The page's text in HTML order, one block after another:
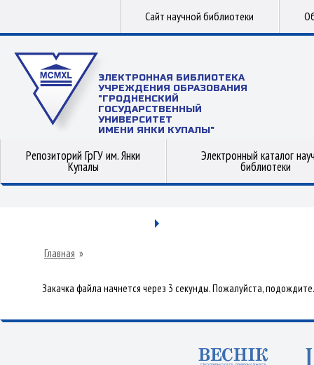
Сайт научной библиотеки
ЭЛЕКТРОННАЯ БИБЛИОТЕКА
УЧРЕЖДЕНИЯ ОБРАЗОВАНИЯ
"ГРОДНЕНСКИЙ
ГОСУДАРСТВЕННЫЙ
УНИВЕРСИТЕТ
ИМЕНИ ЯНКИ КУПАЛЫ"
Репозиторий ГрГУ им. Янки
Купалы
Электронный каталог
библиотеки
Главная »
Закачка файла начнется через 3 секунды. Пожалуйста, подождите.